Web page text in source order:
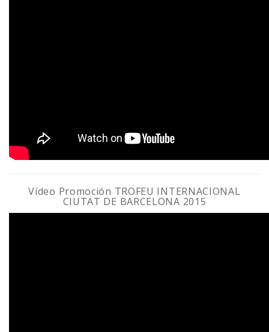
Vídeo Promoción TROFEU INTERNACIONAL
CIUTAT DE BARCELONA 2015